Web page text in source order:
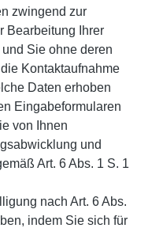
zwingend zur
Bearbeitung Ihrer
Sie ohne deren
Kontaktaufnahme
Daten erhoben
Eingabeformularen
von Ihnen
und
Art. 6 Abs. 1 S. 1
nach Art. 6 Abs.
indem Sie sich für